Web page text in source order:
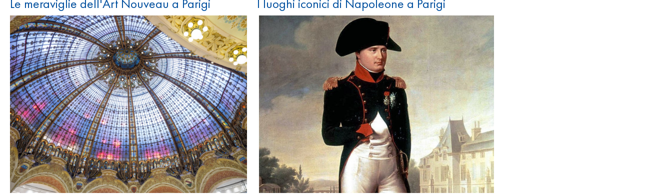
Le meraviglie dell'Art Nouveau a Parigi I luoghi iconici di Napoleone a Parigi